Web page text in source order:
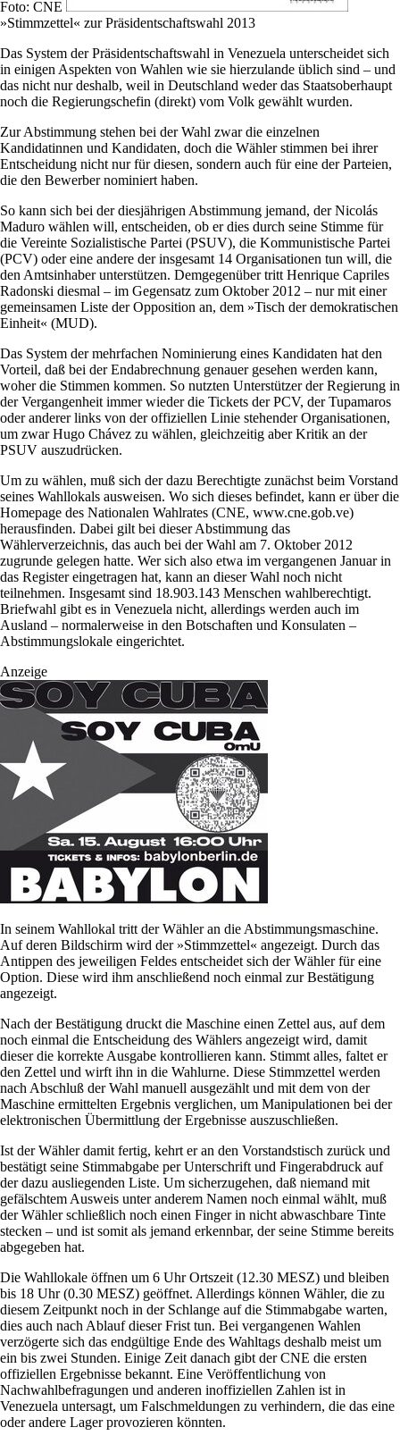
Foto: CNE
»Stimmzettel« zur Präsidentschaftswahl 2013
Das System der Präsidentschaftswahl in Venezuela unterscheidet sich
in einigen Aspekten von Wahlen wie sie hierzulande üblich sind – und
das nicht nur deshalb, weil in Deutschland weder das Staatsoberhaupt
noch die Regierungschefin (direkt) vom Volk gewählt wurden.
Zur Abstimmung stehen bei der Wahl zwar die einzelnen
Kandidatinnen und Kandidaten, doch die Wähler stimmen bei ihrer
Entscheidung nicht nur für diesen, sondern auch für eine der Parteien,
die den Bewerber nominiert haben.
So kann sich bei der diesjährigen Abstimmung jemand, der Nicolás
Maduro wählen will, entscheiden, ob er dies durch seine Stimme für
die Vereinte Sozialistische Partei (PSUV), die Kommunistische Partei
(PCV) oder eine andere der insgesamt 14 Organisationen tun will, die
den Amtsinhaber unterstützen. Demgegenüber tritt Henrique Capriles
Radonski diesmal – im Gegensatz zum Oktober 2012 – nur mit einer
gemeinsamen Liste der Opposition an, dem »Tisch der demokratischen
Einheit« (MUD).
Das System der mehrfachen Nominierung eines Kandidaten hat den
Vorteil, daß bei der Endabrechnung genauer gesehen werden kann,
woher die Stimmen kommen. So nutzten Unterstützer der Regierung in
der Vergangenheit immer wieder die Tickets der PCV, der Tupamaros
oder anderer links von der offiziellen Linie stehender Organisationen,
um zwar Hugo Chávez zu wählen, gleichzeitig aber Kritik an der
PSUV auszudrücken.
Um zu wählen, muß sich der dazu Berechtigte zunächst beim Vorstand
seines Wahllokals ausweisen. Wo sich dieses befindet, kann er über die
Homepage des Nationalen Wahlrates (CNE, www.cne.gob.ve)
herausfinden. Dabei gilt bei dieser Abstimmung das
Wählerverzeichnis, das auch bei der Wahl am 7. Oktober 2012
zugrunde gelegen hatte. Wer sich also etwa im vergangenen Januar in
das Register eingetragen hat, kann an dieser Wahl noch nicht
teilnehmen. Insgesamt sind 18.903.143 Menschen wahlberechtigt.
Briefwahl gibt es in Venezuela nicht, allerdings werden auch im
Ausland – normalerweise in den Botschaften und Konsulaten –
Abstimmungslokale eingerichtet.
Anzeige
In seinem Wahllokal tritt der Wähler an die Abstimmungsmaschine.
Auf deren Bildschirm wird der »Stimmzettel« angezeigt. Durch das
Antippen des jeweiligen Feldes entscheidet sich der Wähler für eine
Option. Diese wird ihm anschließend noch einmal zur Bestätigung
angezeigt.
Nach der Bestätigung druckt die Maschine einen Zettel aus, auf dem
noch einmal die Entscheidung des Wählers angezeigt wird, damit
dieser die korrekte Ausgabe kontrollieren kann. Stimmt alles, faltet er
den Zettel und wirft ihn in die Wahlurne. Diese Stimmzettel werden
nach Abschluß der Wahl manuell ausgezählt und mit dem von der
Maschine ermittelten Ergebnis verglichen, um Manipulationen bei der
elektronischen Übermittlung der Ergebnisse auszuschließen.
Ist der Wähler damit fertig, kehrt er an den Vorstandstisch zurück und
bestätigt seine Stimmabgabe per Unterschrift und Fingerabdruck auf
der dazu ausliegenden Liste. Um sicherzugehen, daß niemand mit
gefälschtem Ausweis unter anderem Namen noch einmal wählt, muß
der Wähler schließlich noch einen Finger in nicht abwaschbare Tinte
stecken – und ist somit als jemand erkennbar, der seine Stimme bereits
abgegeben hat.
Die Wahllokale öffnen um 6 Uhr Ortszeit (12.30 MESZ) und bleiben
bis 18 Uhr (0.30 MESZ) geöffnet. Allerdings können Wähler, die zu
diesem Zeitpunkt noch in der Schlange auf die Stimmabgabe warten,
dies auch nach Ablauf dieser Frist tun. Bei vergangenen Wahlen
verzögerte sich das endgültige Ende des Wahltags deshalb meist um
ein bis zwei Stunden. Einige Zeit danach gibt der CNE die ersten
offiziellen Ergebnisse bekannt. Eine Veröffentlichung von
Nachwahlbefragungen und anderen inoffiziellen Zahlen ist in
Venezuela untersagt, um Falschmeldungen zu verhindern, die das eine
oder andere Lager provozieren könnten.